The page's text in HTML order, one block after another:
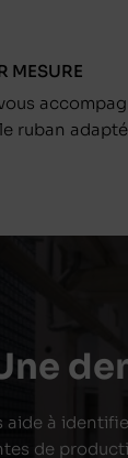
MESURE
ruban
aide à
de